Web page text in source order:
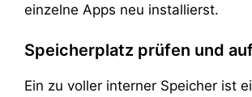
einzelne Apps neu installierst.
Speicherplatz prüfen und
Ein zu voller interner Speicher ist